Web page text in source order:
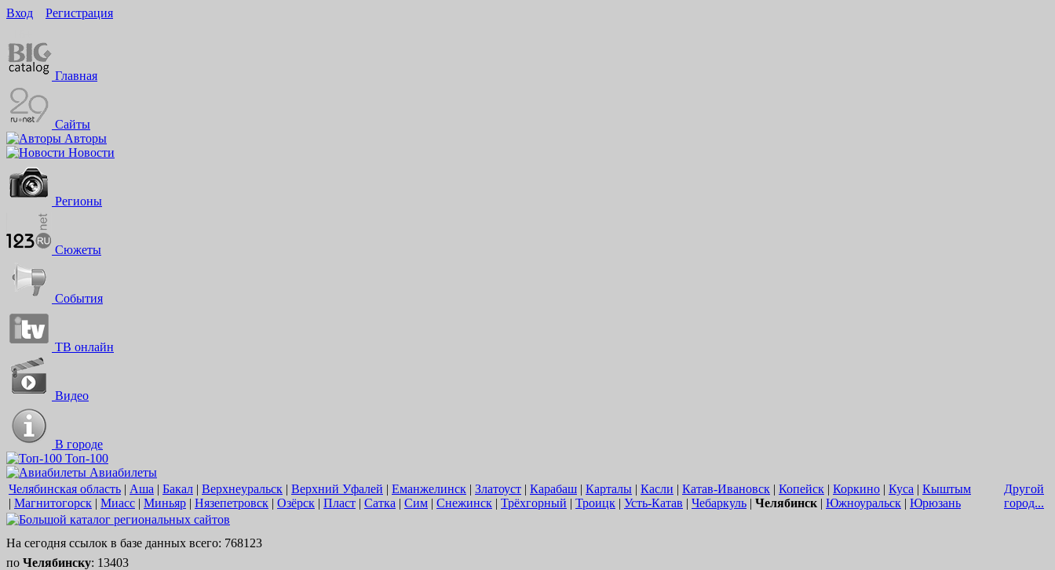
Вход
Регистрация
Главная
Сайты
Авторы
Новости
Регионы
Сюжеты
События
ТВ онлайн
Видео
В городе
Топ-100
Авиабилеты
Челябинская область | Аша | Бакал | Верхнеуральск | Верхний Уфалей | Еманжелинск | Златоуст | Карабаш | Карталы | Касли | Катав-Ивановск | Копейск | Коркино | Куса | Кыштым
| Магнитогорск | Миасс | Миньяр | Нязепетровск | Озёрск | Пласт | Сатка | Сим | Снежинск | Трёхгорный | Троицк | Усть-Катав | Чебаркуль | Челябинск | Южноуральск | Юрюзань
Другой
город...
На сегодня ссылок в базе данных всего: 768123
по Челябинску: 13403